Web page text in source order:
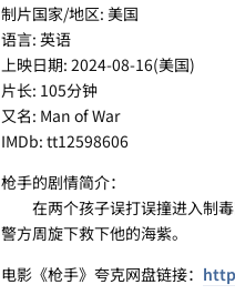
制片国家/地区: 美国
语言: 英语
上映日期: 2024-08-16(美国)
片长: 105分钟
又名: Man of War
IMDb: tt12598606
枪手的剧情简介：
在两个孩子误打误撞进入制毒
警方周旋下救下他的海紫。
电影《枪手》夸克网盘链接：